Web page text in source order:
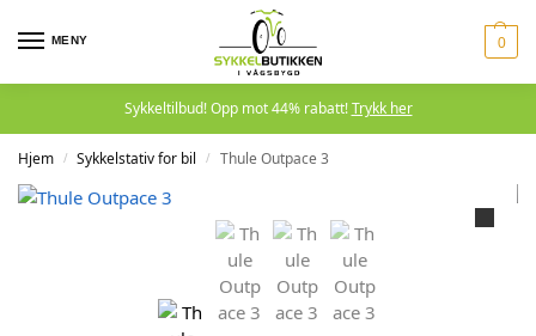
MENY 0
Sykkeltilbud! Opp mot 44% rabatt!Trykk her
Hjem / Sykkelstativ for bil / Thule Outpace 3